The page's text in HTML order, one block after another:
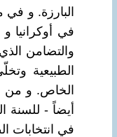
البارزة. و
في أوكرانيا
والتضامن
الطبيعية
الخاص. و من
أيضاً - للسنة
في انتخابات